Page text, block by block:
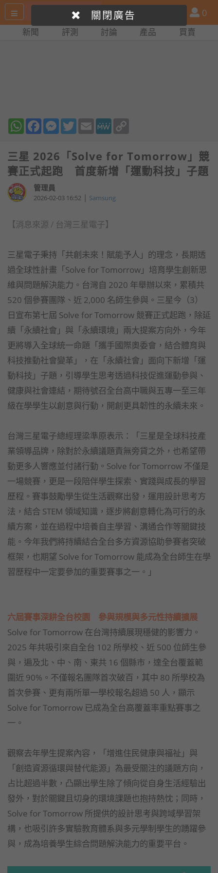
尋
產
品
比
會
員
0
新聞 評測 討論 產品 買賣
WhatsAppFacebookMessenger
TwitterEmail MeWe
三星 2026「Solve for Tomorrow」競
賽正式起跑 首度新增「運動科技」子題
管理員
2026-02-03 16:52 | Samsung
【消息來源 / 台灣三星電子】
三星電子秉持「共創未來！賦能予人」的理念，長期透
過全球性計畫「Solve for Tomorrow」培育學生創新思
維與問題解決能力。台灣自 2020 年舉辦以來，累積共
520 個參賽團隊、近 2,000 名師生參與。三星今（3）
日宣布第七屆 Solve for Tomorrow 競賽正式起跑，除延
續「永續社會」與「永續環境」兩大提案方向外，今年
更將導入全球統一命題「攜手國際奧委會，結合體育與
科技推動社會變革」，在「永續社會」面向下新增「運
動科技」子題，引導學生思考透過科技促進運動參與、
健康與社會連結，期待號召全台高中職與五專一至三年
級在學學生以創意與行動，開創更具韌性的永續未來。
台灣三星電子總經理梁準原表示：「三星是全球科技產
業領導品牌，除對於永續議題責無旁貸之外，也希望帶
動更多人響應並付諸行動。Solve for Tomorrow 不僅是
一場競賽，更是一段陪伴學生探索、實踐與成長的學習
歷程。賽事鼓勵學生從生活觀察出發，運用設計思考方
法，結合 STEM 領域知識，逐步將創意轉化為可行的永
續方案，並在過程中培養自主學習、溝通合作等關鍵技
能。今年我們將持續結合全台多方資源協助參賽者突破
框架，也期望 Solve for Tomorrow 能成為全台師生在學
習歷程中一定要參加的重要賽事之一。」
關閉廣告
六屆賽事深耕全台校園 參與規模與多元性持續擴展
Solve for Tomorrow 在台灣持續展現穩健的影響力。
2025 年共吸引來自全台 102 所學校、近 500 位師生參
與，遍及北、中、南、東共 16 個縣市，達全台覆蓋範
圍近 90%。不僅報名團隊首次破百，其中 80 所學校為
首次參賽、更有兩所單一學校報名超過 50 人，顯示
Solve for Tomorrow 已成為全台高覆蓋率重點賽事之
一。
觀察去年學生提案內容，「增進住民健康與福祉」與
「創造資源循環與替代能源」為最受關注的議題方向，
占比超過半數，凸顯出學生除了傾向從自身生活經驗出
發外，對於關鍵且切身的環境課題也抱持熱忱；同時，
Solve for Tomorrow 所提供的設計思考與跨域學習架
構，也吸引許多實驗教育體系與多元學制學生的踴躍參
與，成為培養學生綜合問題解決能力的重要平台。